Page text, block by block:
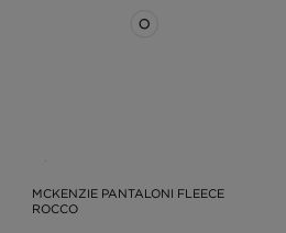
MCKENZIE PANTALONI FLEECE
ROCCO